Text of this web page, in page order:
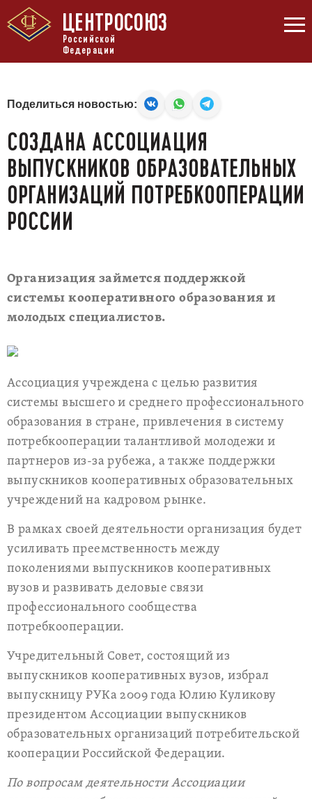
ЦЕНТРОСОЮЗ
Российской
Федерации
Поделиться новостью:
СОЗДАНА АССОЦИАЦИЯ
ВЫПУСКНИКОВ ОБРАЗОВАТЕЛЬНЫХ
ОРГАНИЗАЦИЙ ПОТРЕБКООПЕРАЦИИ
РОССИИ
Организация займется поддержкой
системы кооперативного образования и
молодых специалистов.
Ассоциация учреждена с целью развития
системы высшего и среднего профессионального
образования в стране, привлечения в систему
потребкооперации талантливой молодежи и
партнеров из-за рубежа, а также поддержки
выпускников кооперативных образовательных
учреждений на кадровом рынке.
В рамках своей деятельности организация будет
усиливать преемственность между
поколениями выпускников кооперативных
вузов и развивать деловые связи
профессионального сообщества
потребкооперации.
Учредительный Совет, состоящий из
выпускников кооперативных вузов, избрал
выпускницу РУКа 2009 года Юлию Куликову
президентом Ассоциации выпускников
образовательных организаций потребительской
кооперации Российской Федерации.
По вопросам деятельности Ассоциации